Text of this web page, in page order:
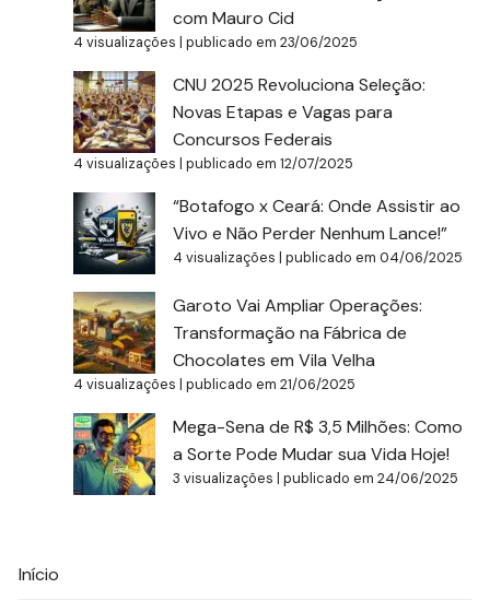
com Mauro Cid
4 visualizações |publicado em 23/06/2025
CNU 2025 Revoluciona Seleção:
Novas Etapas e Vagas para
Concursos Federais
4 visualizações |publicado em 12/07/2025
“Botafogo x Ceará: Onde Assistir ao
Vivo e Não Perder Nenhum Lance!”
4 visualizações |publicado em 04/06/2025
Garoto Vai Ampliar Operações:
Transformação na Fábrica de
Chocolates em Vila Velha
4 visualizações |publicado em 21/06/2025
Mega-Sena de R$ 3,5 Milhões: Como
a Sorte Pode Mudar sua Vida Hoje!
3 visualizações |publicado em 24/06/2025
Início